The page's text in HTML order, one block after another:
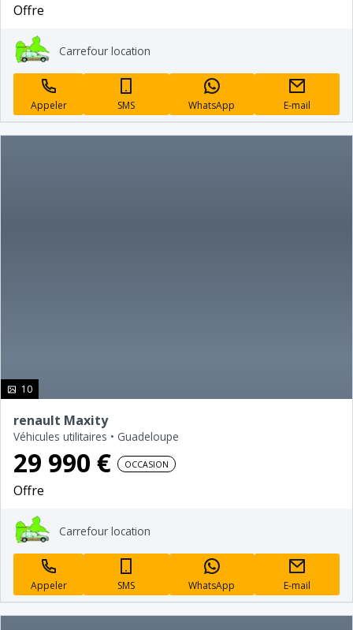
Offre
Carrefour location
Appeler SMS WhatsApp E-mail
10photo(s)
renault Maxity
Véhicules utilitaires • Guadeloupe
29 990 € OCCASION
Offre
Carrefour location
Appeler SMS WhatsApp E-mail